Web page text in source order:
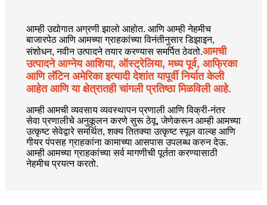
आम्ही उद्योगात अग्रणी झालो आहोत. आणि आम्ही नेहमीच
बाजारपेठ आणि आमच्या ग्राहकांच्या विनंतीनुसार डिझाइन,
संशोधन, नवीन उत्पादने तयार करण्यास समर्पित ठेवतो.आमची
उत्पादने आग्नेय आशिया, ऑस्ट्रेलिया, मध्य पूर्व, आफ्रिका
आणि लॅटिन अमेरिका इत्यादी देशांत यापूर्वी निर्यात केली
आहेत आणि या क्षेत्रातही चांगली प्रतिष्ठा मिळविली आहे.
आम्ही आमची व्यवसाय व्यवस्थापन प्रणाली आणि विक्री-नंतर
सेवा प्रणालीचे अनुकूलन करणे सुरू ठेवू, जेणेकरून आम्ही आमच्या
उत्कृष्ट सेवेद्वारे समर्थित, शक्य तितक्या उत्कृष्ट स्पूल वाल्व्ह आणि
गीयर पंपसह ग्राहकांना कामाच्या आसपास उपलब्ध करुन देऊ.
आम्ही आमच्या ग्राहकांच्या सर्व मागणीची पूर्तता करण्यासाठी
नेहमीच प्रयत्न करतो.